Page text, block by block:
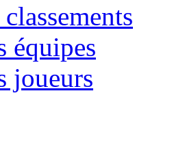
équipes
joueurs